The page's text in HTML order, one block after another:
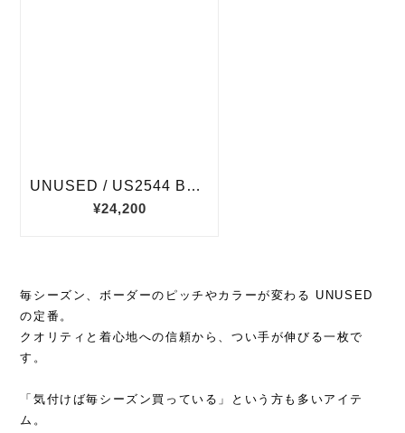
毎シーズン、ボーダーのピッチやカラーが変わる UNUSED
の定番。
クオリティと着心地への信頼から、つい手が伸びる一枚で
す。
「気付けば毎シーズン買っている」という方も多いアイテ
ム。